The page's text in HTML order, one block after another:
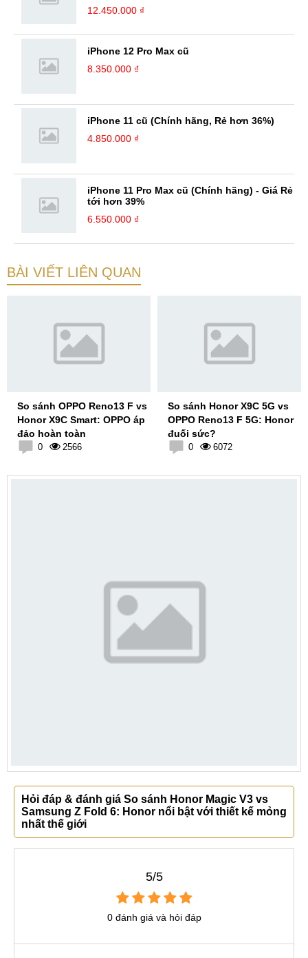
12.450.000 ₫
iPhone 12 Pro Max cũ
8.350.000 ₫
iPhone 11 cũ (Chính hãng, Rẻ hơn 36%)
4.850.000 ₫
iPhone 11 Pro Max cũ (Chính hãng) - Giá Rẻ
tới hơn 39%
6.550.000 ₫
BÀI VIẾT LIÊN QUAN
So sánh OPPO Reno13 F vs
Honor X9C Smart: OPPO áp
đảo hoàn toàn
0 2566
So sánh Honor X9C 5G vs
OPPO Reno13 F 5G: Honor
đuối sức?
0 6072
Hỏi đáp & đánh giá So sánh Honor Magic V3 vs
Samsung Z Fold 6: Honor nổi bật với thiết kế mỏng
nhất thế giới
5/5
0 đánh giá và hỏi đáp